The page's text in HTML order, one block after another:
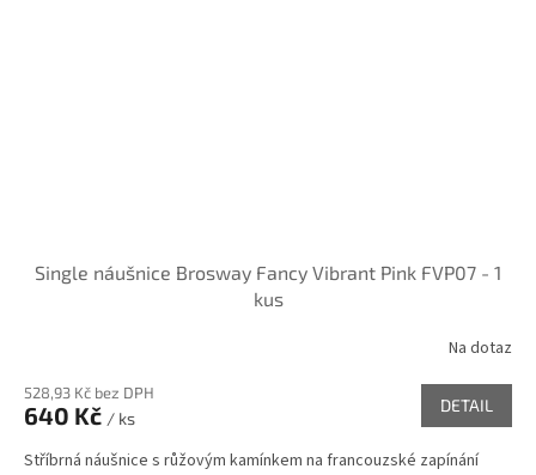
Single náušnice Brosway Fancy Vibrant Pink FVP07 - 1
kus
Na dotaz
528,93 Kč bez DPH
640 Kč / ks
DETAIL
Stříbrná náušnice s růžovým kamínkem na francouzské zapínání